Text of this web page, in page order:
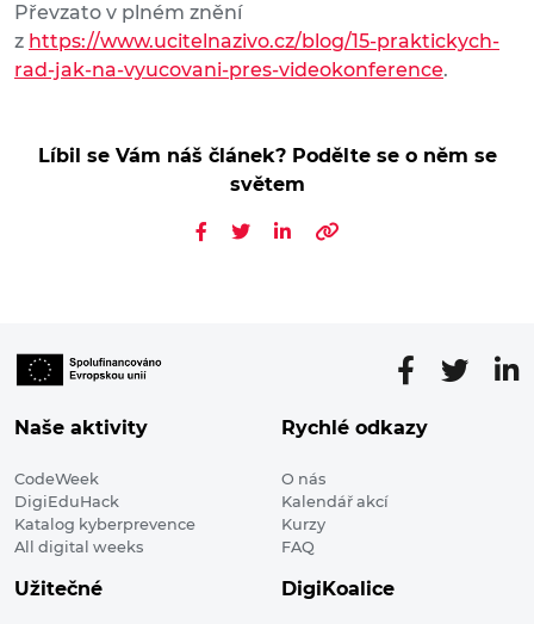
Převzato v plném znění
z https://www.ucitelnazivo.cz/blog/15-praktickych-
rad-jak-na-vyucovani-pres-videokonference.
Líbil se Vám náš článek? Podělte se o něm se
světem
Naše aktivity
CodeWeek
DigiEduHack
Katalog kyberprevence
All digital weeks
Rychlé odkazy
O nás
Kalendář akcí
Kurzy
FAQ
Užitečné DigiKoalice